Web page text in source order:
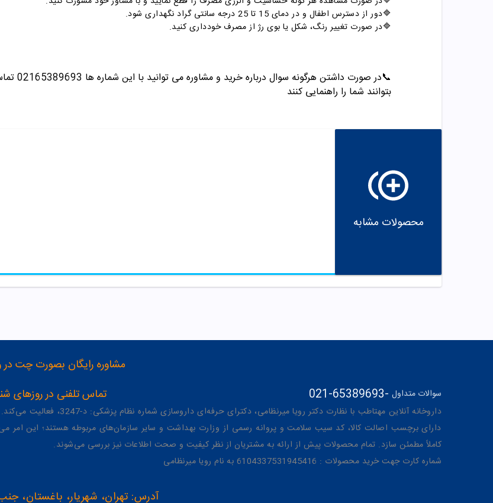
🔷دور از دسترس اطفال و در دمای 15 تا 25 درجه سانتی گراد نگهداری شود.
🔷در صورت تغییر رنگ، شکل یا بوی رژ از مصرف خودداری کنید.
📞در صورت داشتن هرگونه سوال درباره خرید و مشاوره می توانید با این شماره ها 02165389693
بتوانند شما را راهنمایی کنند
محصولات مشابه
مشاوره رایگان بصورت چت در واتساپ و
تماس تلفنی در روزهای شنبه تا پنج شنبه از 8
021-65389693 سوالات متداول -
داروخانه آنلاین مهتاطب با نظارت دکتر رویا میرنظامی، دکترای حرفه‌ای داروسازی شماره نظام پزشکی: د-3247، فعالیت می‌کند. (
دارای برچسب اصالت کالا، کد سیب سلامت و پروانه رسمی از وزارت بهداشت و سایر سازمان‌های مربوطه هستند؛ این امر
کاملاً مطمئن سازد. تمام محصولات پیش از ارائه به مشتریان از نظر کیفیت و صحت اطلاعات نیز بررسی می‌شوند.
شماره کارت جهت خرید محصولات : 6104337531945416 به نام رویا میرنظامی
آدرس: تهران، شهریار، باغستان،